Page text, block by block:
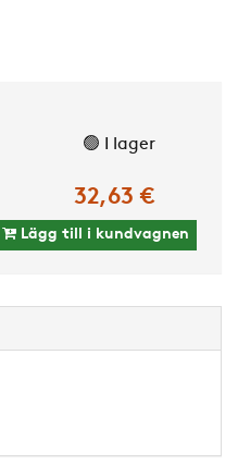
🟢 I lager
32,63 €
Lägg till i kundvagnen